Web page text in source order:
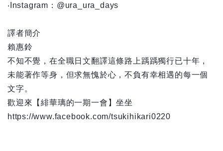
‧Instagram：@ura_ura_days
譯者簡介
賴惠鈴
不知不覺，在全職日文翻譯這條路上踽踽獨行已十年，
未能著作等身，但求無愧於心，不負有幸相遇的每一個
文字。
歡迎來【緋華璃的一期一會】坐坐
https://www.facebook.com/tsukihikari0220